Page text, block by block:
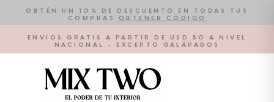
contenido
OBTÉN UN 10% DE DESCUENTO EN TODAS TUS
COMPRAS
OBTENER CÓDIGO
ENVÍOS GRATIS A PARTIR DE USD 50 A NIVEL
NACIONAL - EXCEPTO GALÁPAGOS